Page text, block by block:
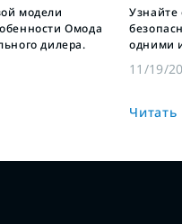
модели
Омода
дилера.
Узнайте
одними
11/19/